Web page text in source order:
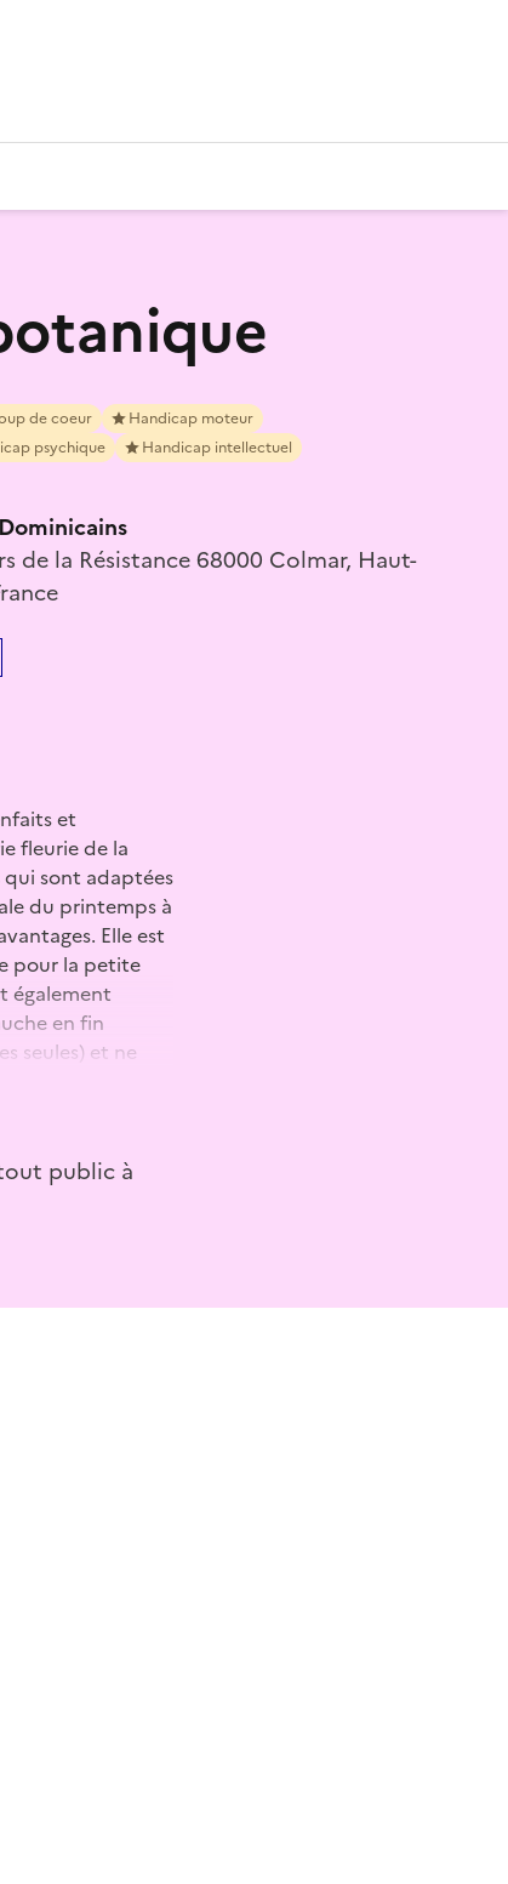
de coeur
Handicap moteur
psychique
Handicap intellectuel
de la Résistance 68000 Colmar, Haut-
et
fleurie de la
qui sont adaptées
du printemps à
Elle est
pour la petite
également
en fin
seules) et ne
public à